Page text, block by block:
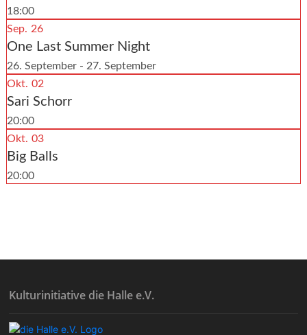
18:00
Sep. 26
One Last Summer Night
26. September - 27. September
Okt. 02
Sari Schorr
20:00
Okt. 03
Big Balls
20:00
Kulturinitiative die Halle e.V.